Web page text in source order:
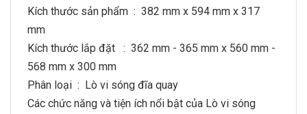
Kích thước sản phẩm : 382 mm x 594 mm x 317
mm
Kích thước lắp đặt : 362 mm - 365 mm x 560 mm -
568 mm x 300 mm
Phân loại : Lò vi sóng đĩa quay
Các chức năng và tiện ích nổi bật của Lò vi sóng